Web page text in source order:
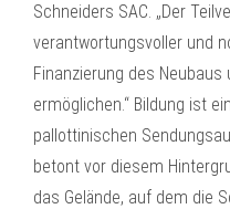
Schneiders SAC. „Der
verantwortungsvoller und
Finanzierung des
ermöglichen.“ Bildung ist
pallottinischen
betont vor diesem
das Gelände, auf dem die